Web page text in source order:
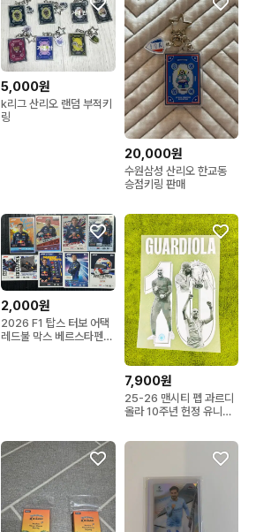
5,000원
k리그 산리오 랜덤 부적키
링
20,000원
수원삼성 산리오 한교동
승점키링 판매
2,000원
2026 F1 탑스 터보 어택
레드불 막스 베르스타펜
7,900원
25-26 맨시티 펩 과르디
올라 10주년 헌정 유니폼